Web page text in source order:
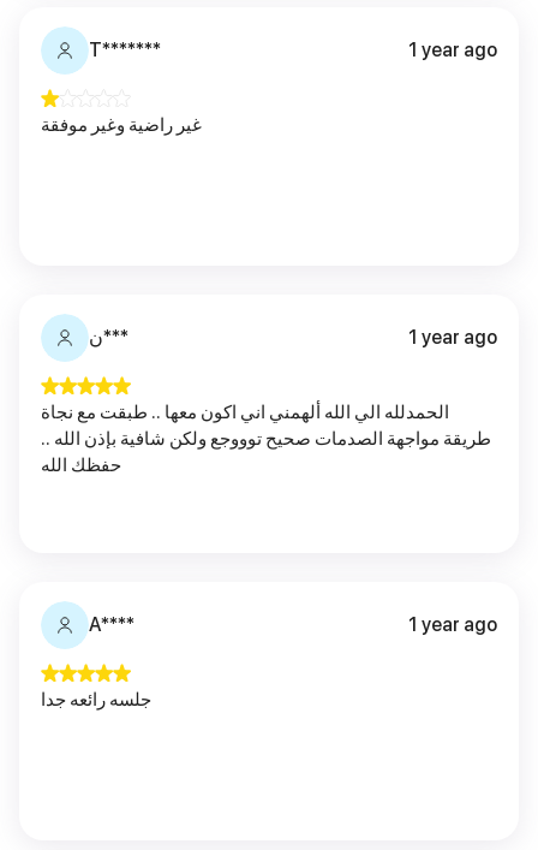
T******* 1 year ago
غير راضية وغير موفقة
ن*** 1 year ago
الحمدلله الي الله ألهمني اني اكون معها .. طبقت مع نجاة
طريقة مواجهة الصدمات صحيح توووجع ولكن شافية بإذن الله ..
حفظك الله
A**** 1 year ago
جلسه رائعه جدا